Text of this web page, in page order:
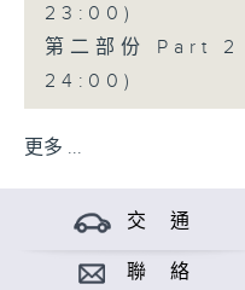
23:00)
第二部份 Part
24:00)
更多 ...
交 通
聯 絡